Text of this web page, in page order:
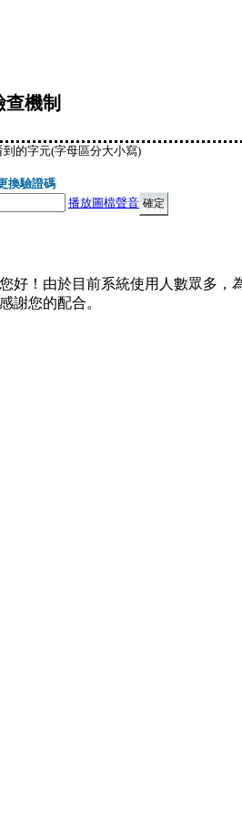
機制
的字元(字母區分大小寫)
換驗證碼
播放圖檔聲音
好！由於目前系統使用人數眾多
謝您的配合。